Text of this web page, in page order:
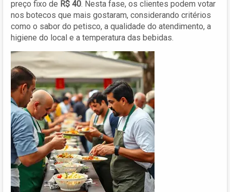
preço fixo de R$ 40. Nesta fase, os clientes podem votar
nos botecos que mais gostaram, considerando critérios
como o sabor do petisco, a qualidade do atendimento, a
higiene do local e a temperatura das bebidas.